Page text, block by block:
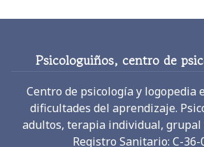
Psicologuiños, centro de
Centro de psicología y logopedia
dificultades del aprendizaje.
adultos, terapia individual, grupal
Registro Sanitario: C-36-